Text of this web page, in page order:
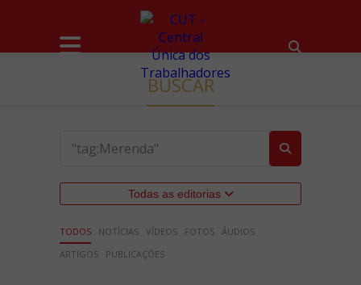
BUSCAR
Todas as editorias
TODOS NOTÍCIAS VÍDEOS FOTOS ÁUDIOS
ARTIGOS
PUBLICAÇÕES